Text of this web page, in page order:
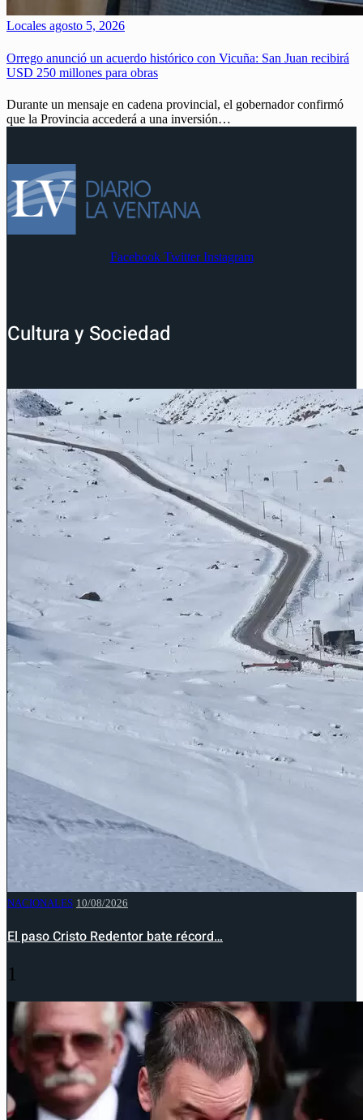
Locales agosto 5, 2026
Orrego anunció un acuerdo histórico con Vicuña: San Juan recibirá
USD 250 millones para obras
Durante un mensaje en cadena provincial, el gobernador confirmó
que la Provincia accederá a una inversión…
Facebook Twitter Instagram
Cultura y Sociedad
NACIONALES 10/08/2026
El paso Cristo Redentor bate récord…
1